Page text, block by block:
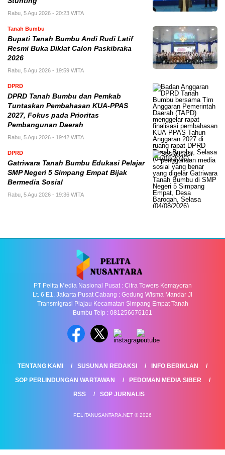
Rabu, 5 Agu 2026 - 20:23 WITA
Tanah Bumbu
Bupati Tanah Bumbu Andi Rudi Latif
Resmi Buka Diklat Calon Paskibraka
2026
Rabu, 5 Agu 2026 - 19:59 WITA
DPRD
DPRD Tanah Bumbu dan Pemkab
Tuntaskan Pembahasan KUA-PPAS
2027, Fokus pada Prioritas
Pembangunan Daerah
Rabu, 5 Agu 2026 - 19:42 WITA
DPRD
Gatriwara Tanah Bumbu Edukasi Pelajar
SMP Negeri 5 Simpang Empat Bijak
Bermedia Sosial
Rabu, 5 Agu 2026 - 19:36 WITA
PT Pelita Media Nasional Pusat : Citra Towers Kemayoran
Lt. 6 E1, Jakarta Pusat Cabang : Gedung Wisma Mandar Jl
Transmigrasi Plajau Kecamatan Simpang Empat Tanah
Bumbu Telp : 081256676161
TENTANG KAMI SUSUNAN REDAKSI
INFO BERIKLAN
SOP PERLINDUNGAN WARTAWAN
PEDOMAN MEDIA SIBER
RSS
SOP JURNALIS
PELITANUSANTARA.NET © 2026